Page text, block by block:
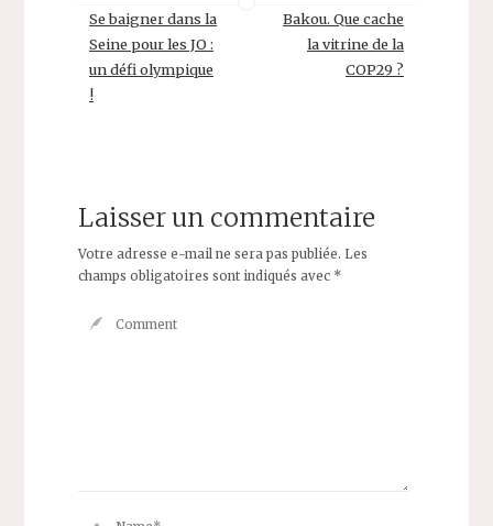
Se baigner dans la
Seine pour les JO :
un défi olympique
!
Bakou. Que cache
la vitrine de la
COP29 ?
Laisser un commentaire
Votre adresse e-mail ne sera pas publiée. Les
champs obligatoires sont indiqués avec *